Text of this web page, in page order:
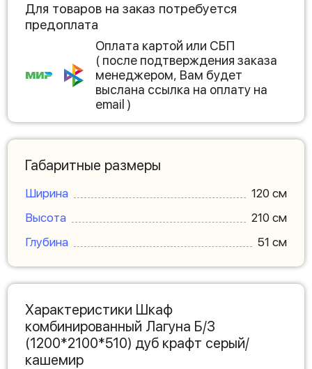
Для товаров на заказ потребуется
предоплата
Оплата картой или СБП
( после подтверждения заказа
менеджером, Вам будет
выслана ссылка на оплату на
email )
Габаритные размеры
Ширина
120 см
Высота
210 см
Глубина
51 см
Характеристики Шкаф
комбинированный Лагуна Б/З
(1200*2100*510) дуб крафт серый/
кашемир